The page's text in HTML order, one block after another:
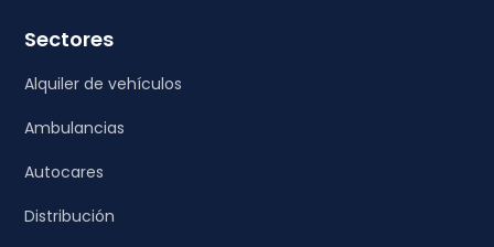
Sectores
Alquiler de vehículos
Ambulancias
Autocares
Distribución